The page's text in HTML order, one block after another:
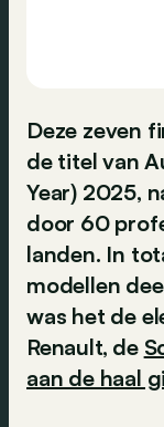
Deze zeven
de titel van
Year) 2025,
door 60
landen. In
modellen
was het de
Renault, de
aan de haal